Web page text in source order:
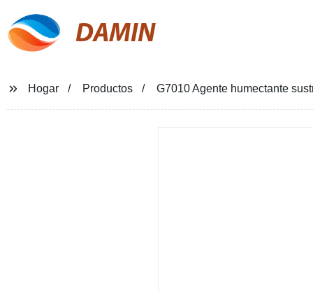
DAMIN
Hogar Productos G7010 Agente humectante